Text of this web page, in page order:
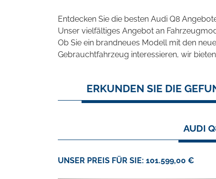
Entdecken Sie die besten Audi Q8
Unser vielfältiges Angebot an
Ob Sie ein brandneues Modell mit den
Gebrauchtfahrzeug interessieren, wir
ERKUNDEN SIE DIE
AUDI
UNSER PREIS FÜR SIE: 101.599,00 €